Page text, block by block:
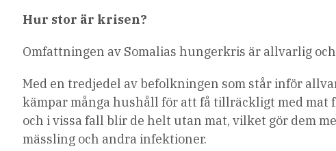
Hur stor är krisen?
Omfattningen av Somalias hungerkris är allvarlig
Med en tredjedel av befolkningen som står inför
kämpar många hushåll för att få tillräckligt med mat
och i vissa fall blir de helt utan mat, vilket gör dem
mässling och andra infektioner.